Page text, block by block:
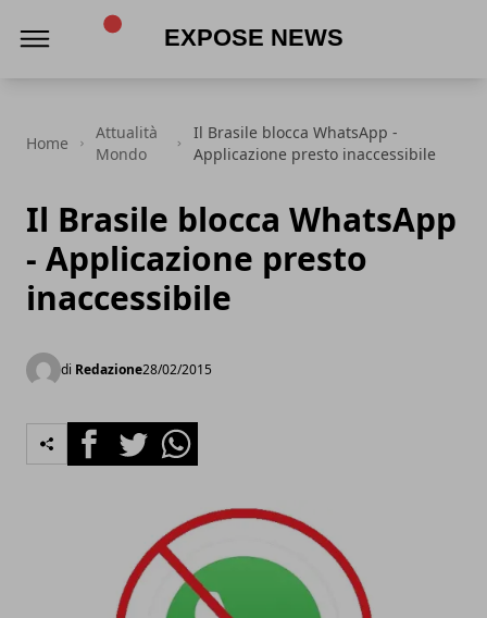
Home
Attualità
Mondo
Il Brasile blocca WhatsApp -
Applicazione presto inaccessibile
Il Brasile blocca WhatsApp
- Applicazione presto
inaccessibile
di Redazione28/02/2015
FacebookTwitterWhatsapp